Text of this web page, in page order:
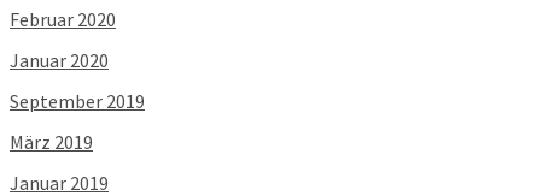
Februar 2020
Januar 2020
September 2019
März 2019
Januar 2019